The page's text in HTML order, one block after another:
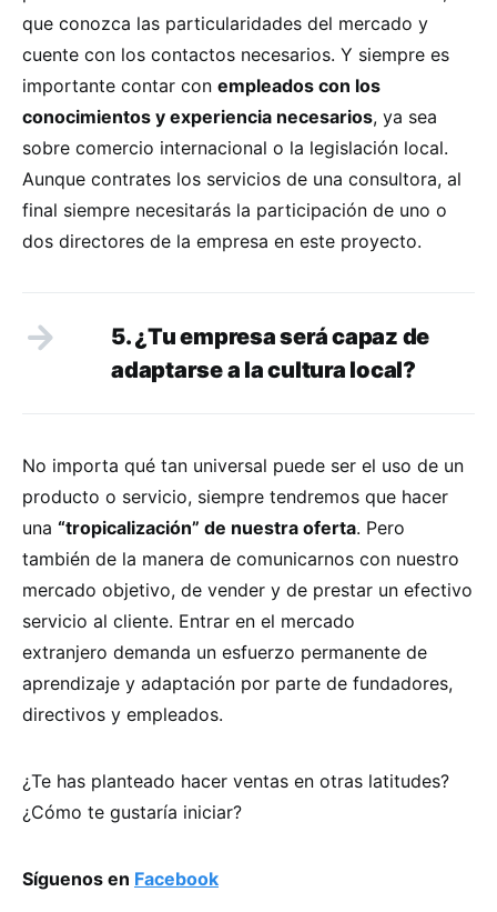
que conozca las particularidades del mercado y
cuente con los contactos necesarios. Y siempre es
importante contar con empleados con los
conocimientos y experiencia necesarios, ya sea
sobre comercio internacional o la legislación local.
Aunque contrates los servicios de una consultora, al
final siempre necesitarás la participación de uno o
dos directores de la empresa en este proyecto.
5. ¿Tu empresa será capaz de
adaptarse a la cultura local?
No importa qué tan universal puede ser el uso de un
producto o servicio, siempre tendremos que hacer
una “tropicalización” de nuestra oferta. Pero
también de la manera de comunicarnos con nuestro
mercado objetivo, de vender y de prestar un efectivo
servicio al cliente. Entrar en el mercado
extranjero demanda un esfuerzo permanente de
aprendizaje y adaptación por parte de fundadores,
directivos y empleados.
¿Te has planteado hacer ventas en otras latitudes?
¿Cómo te gustaría iniciar?
Síguenos en Facebook